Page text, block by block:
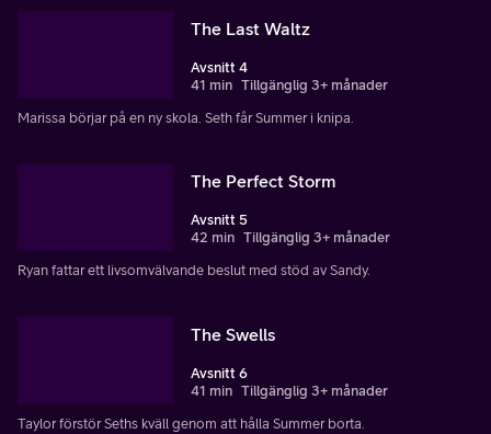
The Last Waltz
Avsnitt 4
41 min Tillgänglig 3+ månader
Marissa börjar på en ny skola. Seth får Summer i knipa.
The Perfect Storm
Avsnitt 5
42 min Tillgänglig 3+ månader
Ryan fattar ett livsomvälvande beslut med stöd av Sandy.
The Swells
Avsnitt 6
41 min Tillgänglig 3+ månader
Taylor förstör Seths kväll genom att hålla Summer borta.